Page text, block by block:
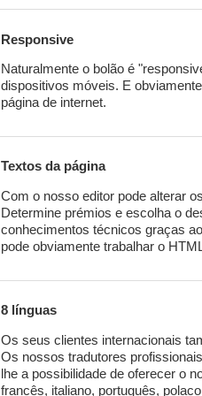
Responsive
Naturalmente o bolão é
dispositivos móveis. E
página de internet.
Textos da página
Com o nosso editor pode alterar
Determine prémios e escolha o
conhecimentos técnicos graças
pode obviamente trabalhar o
8 línguas
Os seus clientes internacionais
Os nossos tradutores
lhe a possibilidade de oferecer o
francês, italiano, português,